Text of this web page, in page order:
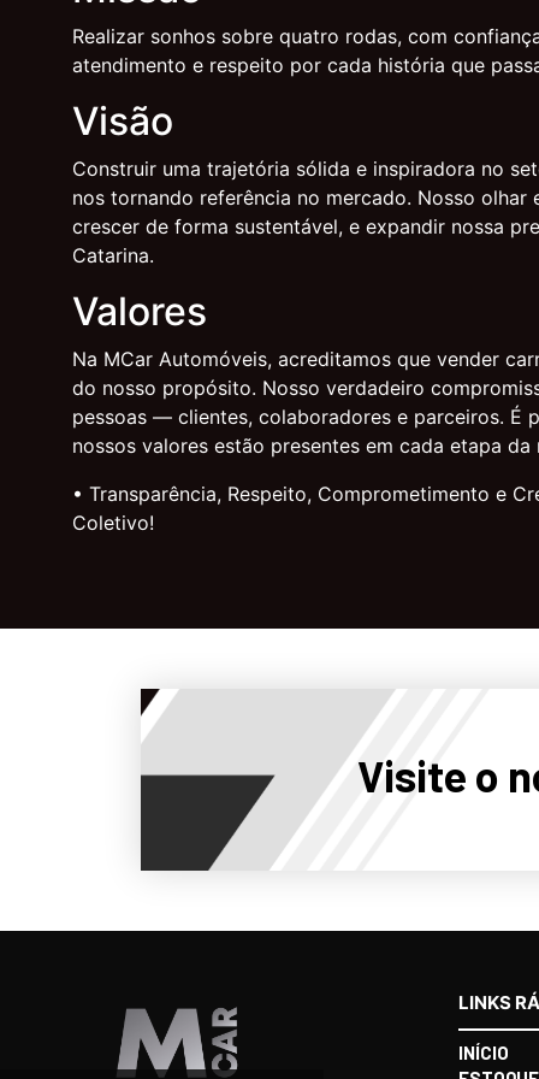
Realizar sonhos sobre quatro rodas, com
atendimento e respeito por cada história que
Visão
Construir uma trajetória sólida e inspiradora no
nos tornando referência no mercado. Nosso olhar
crescer de forma sustentável, e expandir nossa
Catarina.
Valores
Na MCar Automóveis, acreditamos que vender
do nosso propósito. Nosso verdadeiro
pessoas — clientes, colaboradores e parceiros. É
nossos valores estão presentes em cada etapa da
• Transparência, Respeito, Comprometimento e
Coletivo!
Visite o
LINKS
INÍCIO